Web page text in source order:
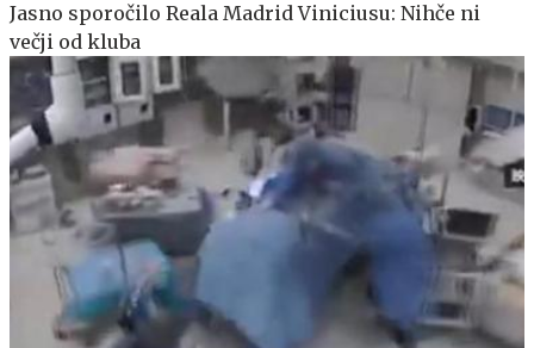
Jasno sporočilo Reala Madrid Viniciusu: Nihče ni
večji od kluba